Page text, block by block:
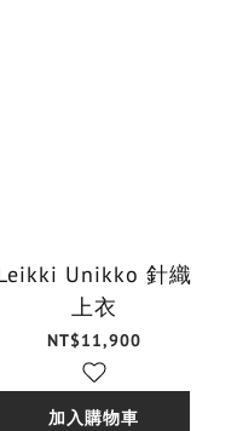
Unikko 針織
上衣
NT$11,900
加入購物車